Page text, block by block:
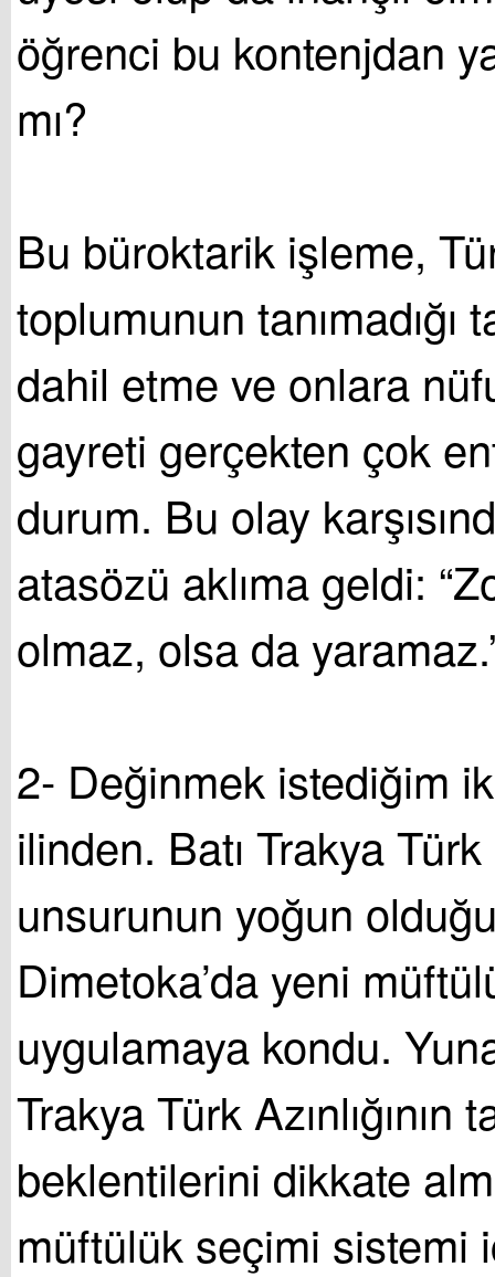
öğrenci bu kontenjdan
mı?
Bu büroktarik işleme,
toplumunun tanımadığı
dahil etme ve onlara
gayreti gerçekten çok
durum. Bu olay
atasözü aklıma geldi:
olmaz, olsa da
2- Değinmek istediğim
ilinden. Batı Trakya Türk
unsurunun yoğun
Dimetoka’da yeni
uygulamaya kondu.
Trakya Türk Azınlığının
beklentilerini dikkate
müftülük seçimi sistemi